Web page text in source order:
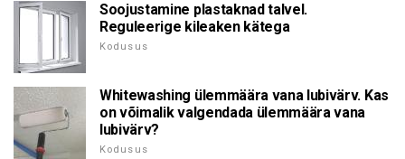
Soojustamine plastaknad talvel.
Reguleerige kileaken kätega
Kodusus
Whitewashing ülemmäära vana lubivärv. Kas
on võimalik valgendada ülemmäära vana
lubivärv?
Kodusus